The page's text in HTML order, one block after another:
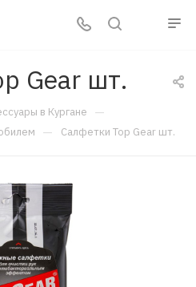
Gear шт.
в Кургане —
— Салфетки Top Gear шт.